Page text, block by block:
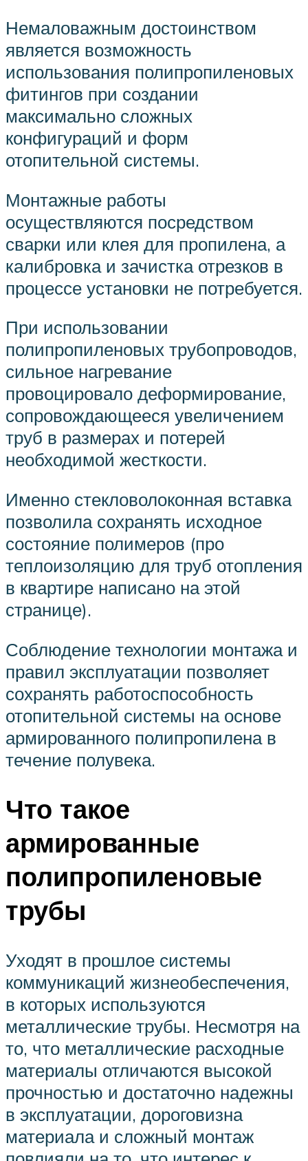
Немаловажным достоинством
является возможность
использования полипропиленовых
фитингов при создании
максимально сложных
конфигураций и форм
отопительной системы.
Монтажные работы
осуществляются посредством
сварки или клея для пропилена, а
калибровка и зачистка отрезков в
процессе установки не потребуется.
При использовании
полипропиленовых трубопроводов,
сильное нагревание
провоцировало деформирование,
сопровождающееся увеличением
труб в размерах и потерей
необходимой жесткости.
Именно стекловолоконная вставка
позволила сохранять исходное
состояние полимеров (про
теплоизоляцию для труб отопления
в квартире написано на этой
странице).
Соблюдение технологии монтажа и
правил эксплуатации позволяет
сохранять работоспособность
отопительной системы на основе
армированного полипропилена в
течение полувека.
Что такое
армированные
полипропиленовые
трубы
Уходят в прошлое системы
коммуникаций жизнеобеспечения,
в которых используются
металлические трубы. Несмотря на
то, что металлические расходные
материалы отличаются высокой
прочностью и достаточно надежны
в эксплуатации, дороговизна
материала и сложный монтаж